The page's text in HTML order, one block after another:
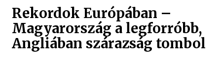
Rekordok Európában –
Magyarország a legforróbb,
Angliában szárazság tombol